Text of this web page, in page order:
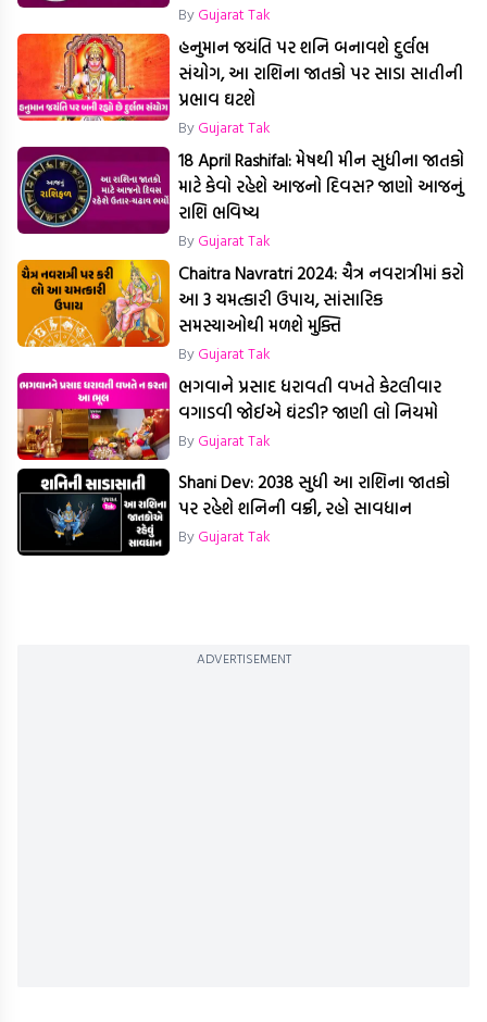
ByGujarat Tak
હનુમાન જયંતિ પર શનિ બનાવશે દુર્લભ
સંયોગ, આ રાશિના જાતકો પર સાડા સાતીની
પ્રભાવ ઘટશે
ByGujarat Tak
18 April Rashifal: મેષથી મીન સુધીના જાતકો
માટે કેવો રહેશે આજનો દિવસ? જાણો આજનું
રાશિ ભવિષ્ય
ByGujarat Tak
Chaitra Navratri 2024: ચૈત્ર નવરાત્રીમાં કરો
આ 3 ચમત્કારી ઉપાય, સાંસારિક
સમસ્યાઓથી મળશે મુક્તિ
ByGujarat Tak
ભગવાને પ્રસાદ ધરાવતી વખતે કેટલીવાર
વગાડવી જોઈએ ઘંટડી? જાણી લો નિયમો
ByGujarat Tak
Shani Dev: 2038 સુધી આ રાશિના જાતકો
પર રહેશે શનિની વક્રી, રહો સાવધાન
ByGujarat Tak
ADVERTISEMENT